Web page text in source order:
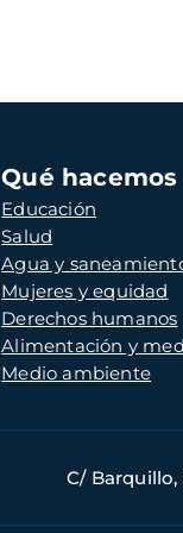
Qué hacemos
Educación
Salud
Agua y
Mujeres y equidad
Derechos humanos
Alimentación y
Medio ambiente
C/ Barquillo,